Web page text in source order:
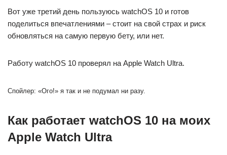
Вот уже третий день пользуюсь watchOS 10 и готов
поделиться впечатлениями – стоит на свой страх и риск
обновляться на самую первую бету, или нет.
Работу watchOS 10 проверял на Apple Watch Ultra.
Спойлер: «Ого!» я так и не подумал ни разу.
Как работает watchOS 10 на моих
Apple Watch Ultra